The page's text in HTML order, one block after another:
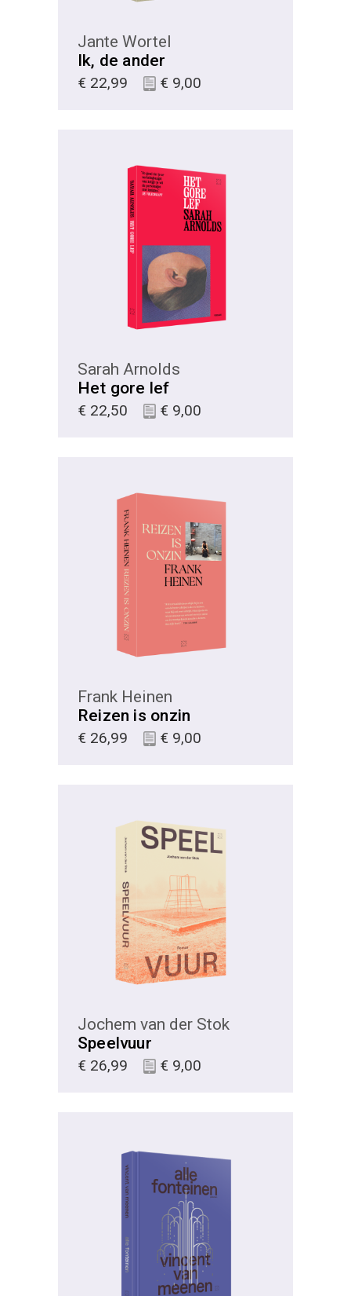
Jante Wortel
Ik, de ander
€ 22,99 € 9,00
KIES
Sarah Arnolds
Het gore lef
€ 22,50 € 9,00
KIES
Frank Heinen
Reizen is onzin
€ 26,99 € 9,00
KIES
Jochem van der Stok
Speelvuur
€ 26,99 € 9,00
KIES